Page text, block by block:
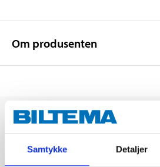
Samtykke Detaljer
Om produsenten